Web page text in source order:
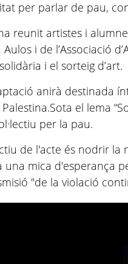
per parlar de pau,
reunit artistes i
Aulos i de l’Associació
i el sorteig d’art.
anirà destinada
el lema
per la pau.
de l'acte és nodrir la
una mica d'esperança
"de la violació